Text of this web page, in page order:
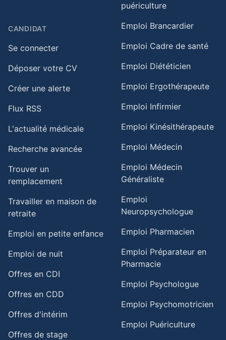
CANDIDAT
Se connecter
Déposer votre CV
Créer une alerte
Flux RSS
L'actualité médicale
Recherche avancée
Trouver un
remplacement
Travailler en maison de
retraite​
Emploi en petite enfance​
Emploi de nuit​
Offres en CDI
Offres en CDD
Offres d'intérim
Offres de stage
puériculture
Emploi Brancardier
Emploi Cadre de santé
Emploi Diététicien
Emploi Ergothérapeute
Emploi Infirmier
Emploi Kinésithérapeute
Emploi Médecin
Emploi Médecin
Généraliste
Emploi
Neuropsychologue
Emploi Pharmacien
Emploi Préparateur en
Pharmacie
Emploi Psychologue
Emploi Psychomotricien
Emploi Puériculture